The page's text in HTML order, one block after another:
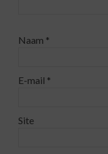
Naam *
E-mail *
Site